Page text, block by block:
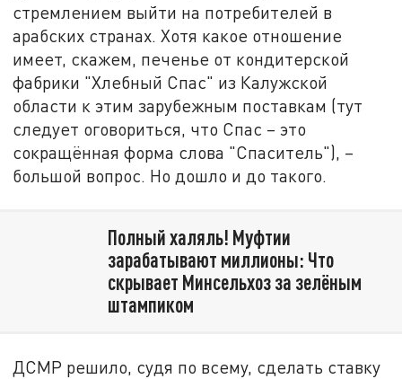
стремлением выйти на потребителей в
арабских странах. Хотя какое отношение
имеет, скажем, печенье от кондитерской
фабрики "Хлебный Спас" из Калужской
области к этим зарубежным поставкам (тут
следует оговориться, что Спас – это
сокращённая форма слова "Спаситель"), –
большой вопрос. Но дошло и до такого.
Полный халяль! Муфтии
зарабатывают миллионы: Что
скрывает Минсельхоз за зелёным
штампиком
ДСМР решило, судя по всему, сделать ставку